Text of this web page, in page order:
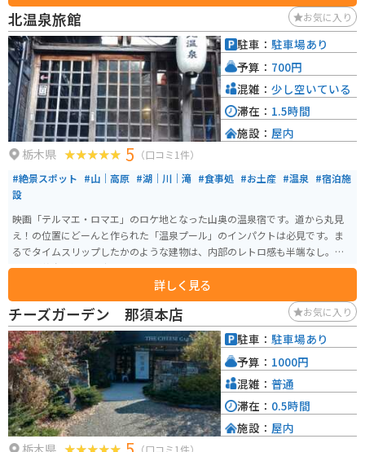
北温泉旅館 お気に入り
栃木県 5 （口コミ1件）
#絶景スポット #山｜高原 #湖｜川｜滝 #食事処 #お土産 #温泉 #宿泊施
設
映画「テルマエ・ロマエ」のロケ地となった山奥の温泉宿です。道から丸見
え！の位置にどーんと作られた「温泉プール」のインパクトは必見です。ま
るでタイムスリップしたかのような建物は、内部のレトロ感も半端なし。
「つげ義春の漫画に出てきそう」と表現したら、わかるひとには伝わるか
も？日帰り入浴・宿泊いずれも可能です。
詳しく見る
駐車： 駐車場あり
予算： 700円
混雑： 少し空いている
滞在： 1.5時間
施設： 屋内
チーズガーデン 那須本店 お気に入り
（口コミ1件）
駐車： 駐車場あり
予算： 1000円
混雑： 普通
滞在： 0.5時間
施設： 屋内